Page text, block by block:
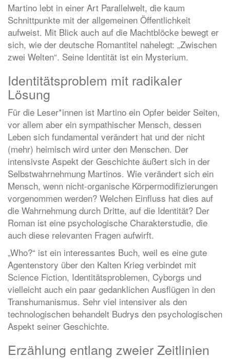
Martino lebt in einer Art Parallelwelt, die kaum
Schnittpunkte mit der allgemeinen Öffentlichkeit
aufweist. Mit Blick auch auf die Machtblöcke bewegt er
sich, wie der deutsche Romantitel nahelegt: „Zwischen
zwei Welten“. Seine Identität ist ein Mysterium.
Identitätsproblem mit radikaler
Lösung
Für die Leser*innen ist Martino ein Opfer beider Seiten,
vor allem aber ein sympathischer Mensch, dessen
Leben sich fundamental verändert hat und der nicht
(mehr) heimisch wird unter den Menschen. Der
intensivste Aspekt der Geschichte äußert sich in der
Selbstwahrnehmung Martinos. Wie verändert sich ein
Mensch, wenn nicht-organische Körpermodifizierungen
vorgenommen werden? Welchen Einfluss hat dies auf
die Wahrnehmung durch Dritte, auf die Identität? Der
Roman ist eine psychologische Charakterstudie, die
auch diese relevanten Fragen aufwirft.
„Who?“ ist ein interessantes Buch, weil es eine gute
Agentenstory über den Kalten Krieg verbindet mit
Science Fiction, Identitätsproblemen, Cyborgs und
vielleicht auch ein paar gedanklichen Ausflügen in den
Transhumanismus. Sehr viel intensiver als den
technologischen behandelt Budrys den psychologischen
Aspekt seiner Geschichte.
Erzählung entlang zweier Zeitlinien